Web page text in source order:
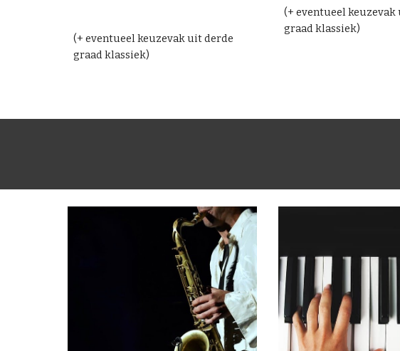
(+ eventueel keuzevak uit derde
graad klassiek)
(+ eventueel keuzevak
graad klassiek)